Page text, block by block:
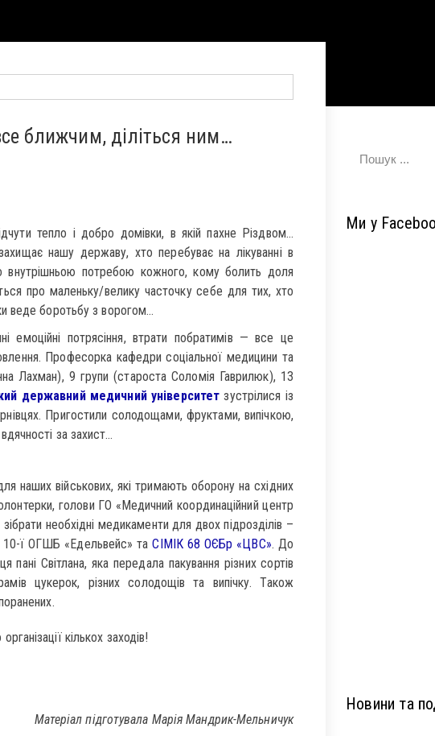
ближчим, діліться ним…
тепло і добро домівки, в якій пахне Різдвом…
нашу державу, хто перебуває на лікуванні в
внутрішньою потребою кожного, кому болить доля
про маленьку/велику часточку себе для тих, хто
веде боротьбу з ворогом…
емоційні потрясіння, втрати побратимів — все це
Професорка кафедри соціальної медицини та
Лахман), 9 групи (староста Соломія Гаврилюк), 13
державний медичний університет зустрілися із
Пригостили солодощами, фруктами, випічкою,
за захист…
наших військових, які тримають оборону на східних
голови ГО «Медичний координаційний центр
необхідні медикаменти для двох підрозділів –
10-ї ОГШБ «Едельвейс» таСІМІК 68 ОЄБр «ЦВС». До
Світлана, яка передала пакування різних сортів
цукерок, різних солодощів та випічку. Також
кількох заходів!
Матеріал підготувала Марія Мандрик-Мельничук
Ми у
Новини та